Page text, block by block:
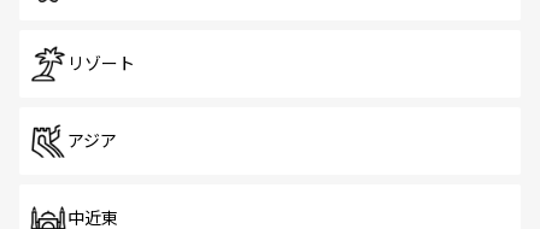
リゾート
アジア
中近東